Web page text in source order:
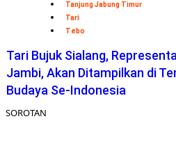
Tanjung Jabung Timur
Tari
Tebo
Tari Bujuk Sialang,
Jambi, Akan Ditampilkan di
Budaya Se-Indonesia
SOROTAN